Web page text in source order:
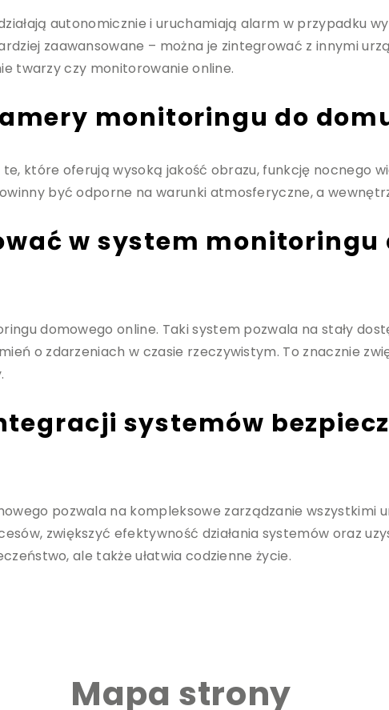
autonomicznie i uruchamiają alarm w przypadku
zaawansowane – można je zintegrować z innymi
twarzy czy monitorowanie online.
monitoringu do
które oferują wysoką jakość obrazu, funkcję nocnego
być odporne na warunki atmosferyczne, a
w system monitoringu
domowego online. Taki system pozwala na stały
o zdarzeniach w czasie rzeczywistym. To znacznie
systemów
pozwala na kompleksowe zarządzanie wszystkimi
zwiększyć efektywność działania systemów oraz
ale także ułatwia codzienne życie.
Mapa strony